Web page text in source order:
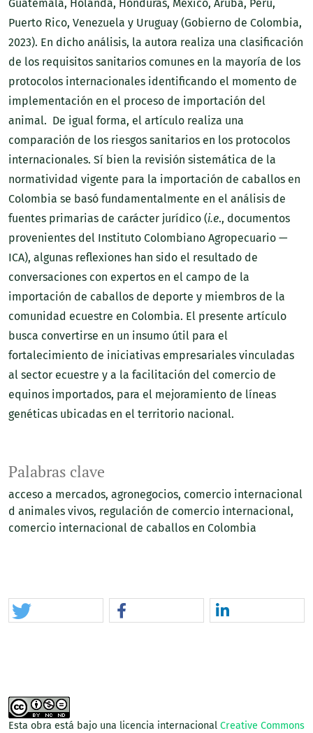
Palabras clave
acceso a mercados agronegocios comercio internacional
d animales vivos regulación de comercio internacional
comercio internacional de caballos en Colombia
Guatemala, Holanda, Honduras, México, Aruba, Perú,
Puerto Rico, Venezuela y Uruguay (Gobierno de Colombia,
2023). En dicho análisis, la autora realiza una clasificación
de los requisitos sanitarios comunes en la mayoría de los
protocolos internacionales identificando el momento de
implementación en el proceso de importación del
animal. De igual forma, el artículo realiza una
comparación de los riesgos sanitarios en los protocolos
internacionales. Sí bien la revisión sistemática de la
normatividad vigente para la importación de caballos en
Colombia se basó fundamentalmente en el análisis de
fuentes primarias de carácter jurídico (i.e., documentos
provenientes del Instituto Colombiano Agropecuario —
ICA), algunas reflexiones han sido el resultado de
conversaciones con expertos en el campo de la
importación de caballos de deporte y miembros de la
comunidad ecuestre en Colombia. El presente artículo
busca convertirse en un insumo útil para el
fortalecimiento de iniciativas empresariales vinculadas
al sector ecuestre y a la facilitación del comercio de
equinos importados, para el mejoramiento de líneas
genéticas ubicadas en el territorio nacional.
Esta obra está bajo una licencia internacional Creative Commons